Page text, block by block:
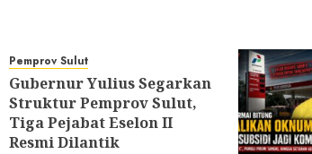
Pemprov Sulut
Gubernur Yulius Segarkan
Struktur Pemprov Sulut,
Tiga Pejabat Eselon II
Resmi Dilantik